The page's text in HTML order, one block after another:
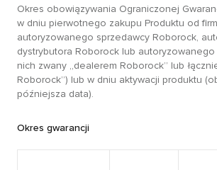
Okres obowiązywania Ograniczonej
w dniu pierwotnego zakupu Produktu od
autoryzowanego sprzedawcy Roborock,
dystrybutora Roborock lub
nich zwany „dealerem Roborock” lub
Roborock”) lub w dniu aktywacji produktu
późniejsza data).
Okres gwarancji